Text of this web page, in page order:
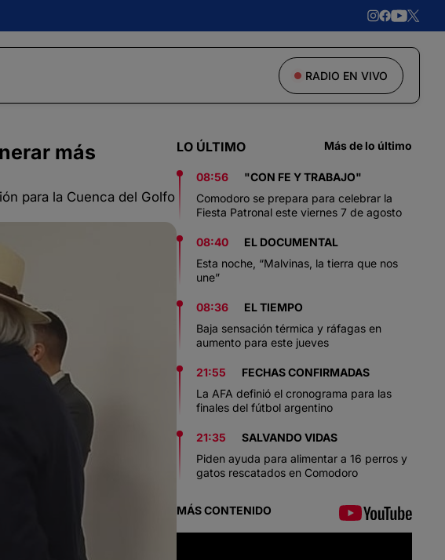
RADIO EN VIVO
más
para la Cuenca del Golfo
LO ÚLTIMO Más de lo último
08:56
"CON FE Y TRABAJO"
Comodoro se prepara para celebrar la
Fiesta Patronal este viernes 7 de agosto
08:40
EL DOCUMENTAL
Esta noche, “Malvinas, la tierra que nos
une”
08:36
EL TIEMPO
Baja sensación térmica y ráfagas en
aumento para este jueves
21:55
FECHAS CONFIRMADAS
La AFA definió el cronograma para las
finales del fútbol argentino
21:35
SALVANDO VIDAS
Piden ayuda para alimentar a 16 perros y
gatos rescatados en Comodoro
MÁS CONTENIDO